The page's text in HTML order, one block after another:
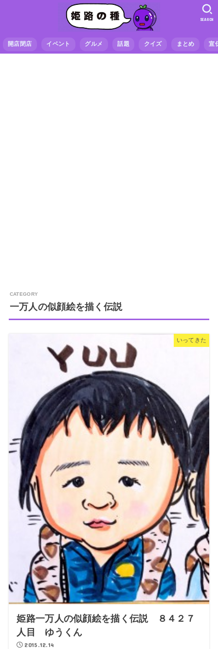
開店閉店 イベント グルメ 話題 クイズ まとめ 宣
SEARCH
一万人の似顔絵を描く伝説
いってきた
姫路一万人の似顔絵を描く伝説 ８４２７
人目 ゆうくん
2015.12.14